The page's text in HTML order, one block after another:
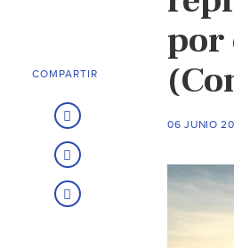
por
06 JUNIO
COMPARTIR